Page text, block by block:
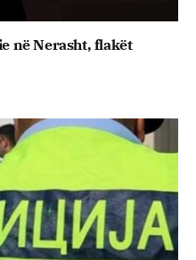
në Nerasht, flakët